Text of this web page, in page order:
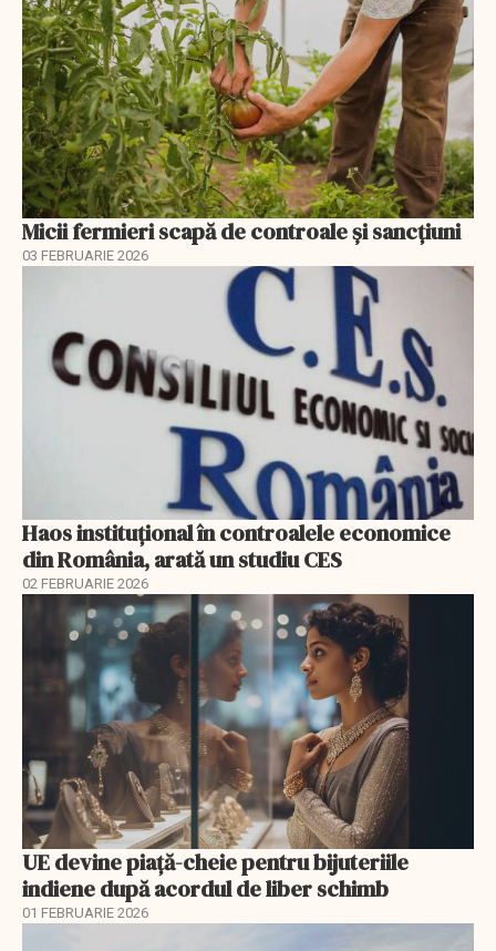
Micii fermieri scapă de controale și sancțiuni
03 FEBRUARIE 2026
Haos instituțional în controalele economice
din România, arată un studiu CES
02 FEBRUARIE 2026
UE devine piață-cheie pentru bijuteriile
indiene după acordul de liber schimb
01 FEBRUARIE 2026